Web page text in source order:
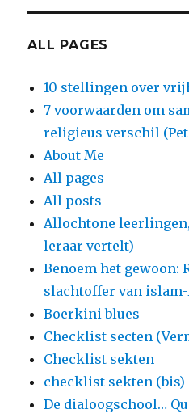
ALL PAGES
10 stellingen over
7 voorwaarden om
religieus verschil
About Me
All pages
All posts
Allochtone
leraar vertelt)
Benoem het gewoon:
slachtoffer van
Boerkini blues
Checklist secten
Checklist sekten
checklist sekten (bis)
De dialoogschool…